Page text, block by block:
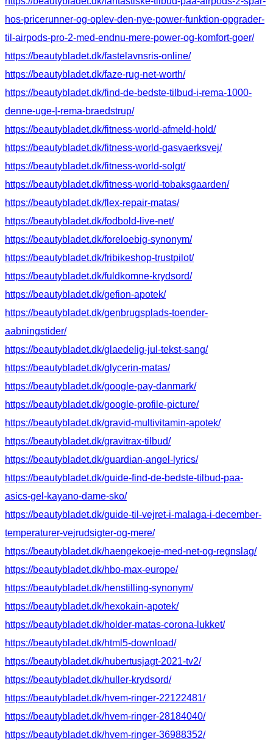
hos-pricerunner-og-oplev-den-nye-power-funktion-opgrader-
til-airpods-pro-2-med-endnu-mere-power-og-komfort-goer/
https://beautybladet.dk/fastelavnsris-online/
https://beautybladet.dk/faze-rug-net-worth/
https://beautybladet.dk/find-de-bedste-tilbud-i-rema-1000-
denne-uge-|-rema-braedstrup/
https://beautybladet.dk/fitness-world-afmeld-hold/
https://beautybladet.dk/fitness-world-gasvaerksvej/
https://beautybladet.dk/fitness-world-solgt/
https://beautybladet.dk/fitness-world-tobaksgaarden/
https://beautybladet.dk/flex-repair-matas/
https://beautybladet.dk/fodbold-live-net/
https://beautybladet.dk/foreloebig-synonym/
https://beautybladet.dk/fribikeshop-trustpilot/
https://beautybladet.dk/fuldkomne-krydsord/
https://beautybladet.dk/gefion-apotek/
https://beautybladet.dk/genbrugsplads-toender-
aabningstider/
https://beautybladet.dk/glaedelig-jul-tekst-sang/
https://beautybladet.dk/glycerin-matas/
https://beautybladet.dk/google-pay-danmark/
https://beautybladet.dk/google-profile-picture/
https://beautybladet.dk/gravid-multivitamin-apotek/
https://beautybladet.dk/gravitrax-tilbud/
https://beautybladet.dk/guardian-angel-lyrics/
https://beautybladet.dk/guide-find-de-bedste-tilbud-paa-
asics-gel-kayano-dame-sko/
https://beautybladet.dk/guide-til-vejret-i-malaga-i-december-
temperaturer-vejrudsigter-og-mere/
https://beautybladet.dk/haengekoeje-med-net-og-regnslag/
https://beautybladet.dk/hbo-max-europe/
https://beautybladet.dk/henstilling-synonym/
https://beautybladet.dk/hexokain-apotek/
https://beautybladet.dk/holder-matas-corona-lukket/
https://beautybladet.dk/html5-download/
https://beautybladet.dk/hubertusjagt-2021-tv2/
https://beautybladet.dk/huller-krydsord/
https://beautybladet.dk/hvem-ringer-22122481/
https://beautybladet.dk/hvem-ringer-28184040/
https://beautybladet.dk/hvem-ringer-36988352/